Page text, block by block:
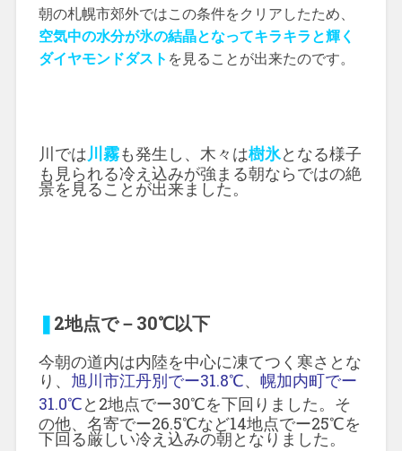
朝の札幌市郊外ではこの条件をクリアしたため、
空気中の水分が氷の結晶となってキラキラと輝く
ダイヤモンドダスト を見ることが出来たのです。
川では川霧も発生し、木々は樹氷となる様子
も見られる冷え込みが強まる朝ならではの絶
景を見ることが出来ました。
❚2地点で－30℃以下
今朝の道内は内陸を中心に凍てつく寒さとな
り、 旭川市江丹別でー31.8℃、 幌加内町でー
31.0℃と2地点でー30℃を下回りました。そ
の他、名寄でー26.5℃など14地点でー25℃を
下回る厳しい冷え込みの朝となりました。